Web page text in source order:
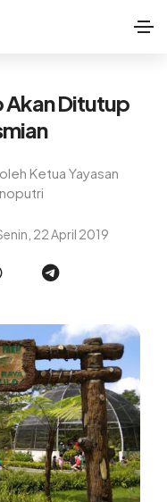
Akan Ditutup
Ketua Yayasan
22 April 2019